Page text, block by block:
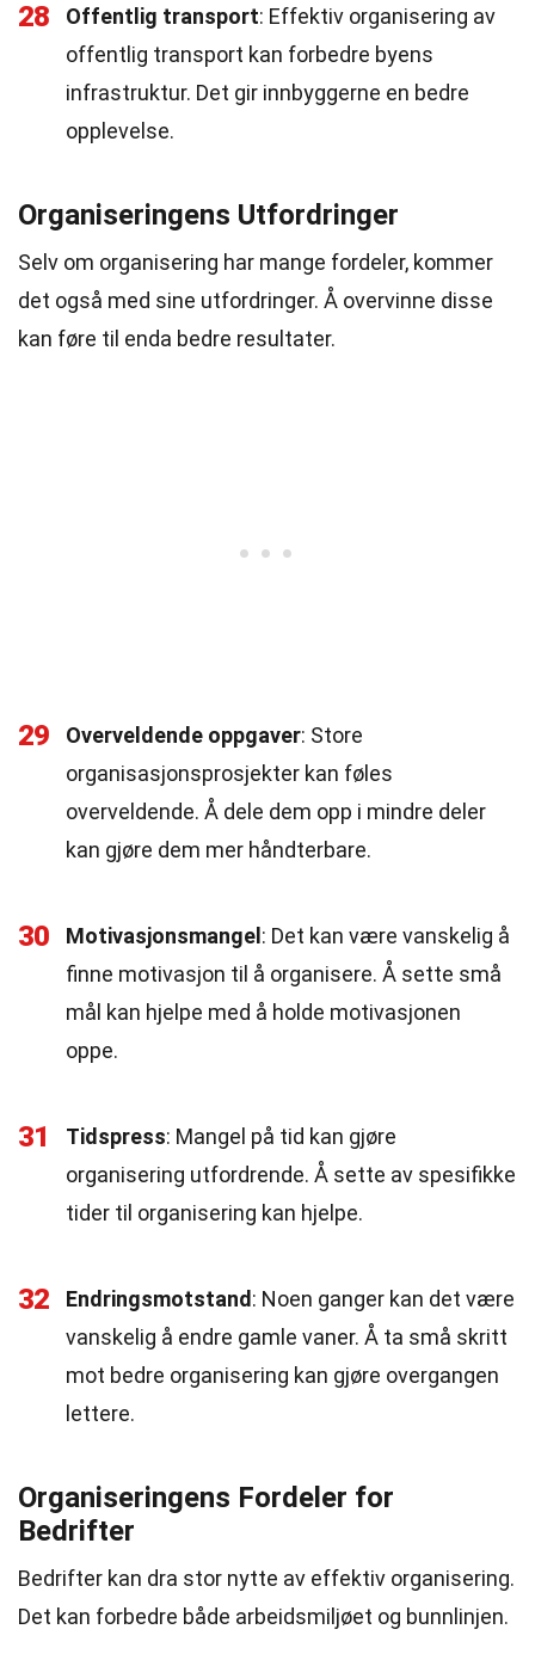
28 Offentlig transport: Effektiv organisering av
offentlig transport kan forbedre byens
infrastruktur. Det gir innbyggerne en bedre
opplevelse.
Organiseringens Utfordringer
Selv om organisering har mange fordeler, kommer
det også med sine utfordringer. Å overvinne disse
kan føre til enda bedre resultater.
29 Overveldende oppgaver: Store
organisasjonsprosjekter kan føles
overveldende. Å dele dem opp i mindre deler
kan gjøre dem mer håndterbare.
30 Motivasjonsmangel : Det kan være vanskelig å
finne motivasjon til å organisere. Å sette små
mål kan hjelpe med å holde motivasjonen
oppe.
31 Tidspress: Mangel på tid kan gjøre
organisering utfordrende. Å sette av spesifikke
tider til organisering kan hjelpe.
32 Endringsmotstand : Noen ganger kan det være
vanskelig å endre gamle vaner. Å ta små skritt
mot bedre organisering kan gjøre overgangen
lettere.
Organiseringens Fordeler for
Bedrifter
Bedrifter kan dra stor nytte av effektiv organisering.
Det kan forbedre både arbeidsmiljøet og bunnlinjen.